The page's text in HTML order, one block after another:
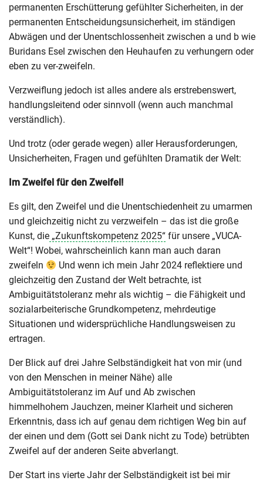
permanenten Erschütterung gefühlter Sicherheiten, in der
permanenten Entscheidungsunsicherheit, im ständigen
Abwägen und der Unentschlossenheit zwischen a und b wie
Buridans Esel zwischen den Heuhaufen zu verhungern oder
eben zu ver-zweifeln.
Verzweiflung jedoch ist alles andere als erstrebenswert,
handlungsleitend oder sinnvoll (wenn auch manchmal
verständlich).
Und trotz (oder gerade wegen) aller Herausforderungen,
Unsicherheiten, Fragen und gefühlten Dramatik der Welt:
Im Zweifel für den Zweifel!
Es gilt, den Zweifel und die Unentschiedenheit zu umarmen
und gleichzeitig nicht zu verzweifeln – das ist die große
Kunst, die „Zukunftskompetenz 2025“ für unsere „VUCA-
Welt“! Wobei, wahrscheinlich kann man auch daran
zweifeln
Und wenn ich mein Jahr 2024 reflektiere und
gleichzeitig den Zustand der Welt betrachte, ist
Ambiguitätstoleranz mehr als wichtig – die Fähigkeit und
sozialarbeiterische Grundkompetenz, mehrdeutige
Situationen und widersprüchliche Handlungsweisen zu
ertragen.
Der Blick auf drei Jahre Selbständigkeit hat von mir (und
von den Menschen in meiner Nähe) alle
Ambiguitätstoleranz im Auf und Ab zwischen
himmelhohem Jauchzen, meiner Klarheit und sicheren
Erkenntnis, dass ich auf genau dem richtigen Weg bin auf
der einen und dem (Gott sei Dank nicht zu Tode) betrübten
Zweifel auf der anderen Seite abverlangt.
Der Start ins vierte Jahr der Selbständigkeit ist bei mir